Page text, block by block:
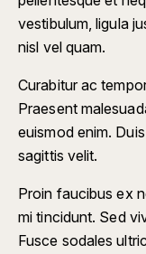
vestibulum, ligula
nisl vel quam.
Curabitur ac
Praesent
euismod enim.
sagittis velit.
Proin faucibus ex
mi tincidunt. Sed
Fusce sodales